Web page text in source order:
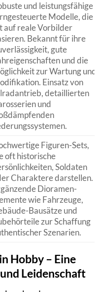
und leistungsfähige
Modelle, die
auf reale Vorbilder
Bekannt für ihre
gute
und die
zur Wartung und
Einsatz von
detaillierten
und
Figuren-Sets,
oft historische
Soldaten
Charaktere darstellen.
Dioramen-
wie Fahrzeuge,
Bausätze und
zur Schaffung
Szenarien.
Hobby – Eine
Leidenschaft